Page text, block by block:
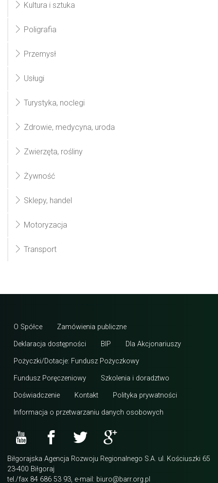
Kultura i sztuka
Poligrafia
Przemysł
Usługi
Turystyka, noclegi
Zdrowie, medycyna, uroda
Zwierzęta, rośliny
Żywność
Sklepy, handel
Motoryzacja
Transport
O Spółce Zamówienia publiczne
Deklaracja dostępności BIP Dla Akcjonariuszy
Pożyczki/Dotacje: Fundusz Pożyczkowy
Fundusz Poręczeniowy Szkolenia i doradztwo
Doświadczenie Kontakt Polityka prywatności
Informacja o przetwarzaniu danych osobowych
Biłgorajska Agencja Rozwoju Regionalnego S.A. ul. Kościuszki 65
23-400 Biłgoraj
tel./fax 84 686 53 93, e-mail: biuro@barr.org.pl